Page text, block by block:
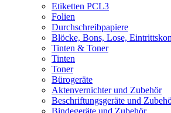
Etiketten PCL3
Folien
Durchschreibpapiere
Blöcke, Bons, Lose,
Tinten & Toner
Tinten
Toner
Bürogeräte
Aktenvernichter und Zubehör
Beschriftungsgeräte und